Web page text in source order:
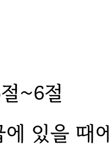
~6절
에 있을 때